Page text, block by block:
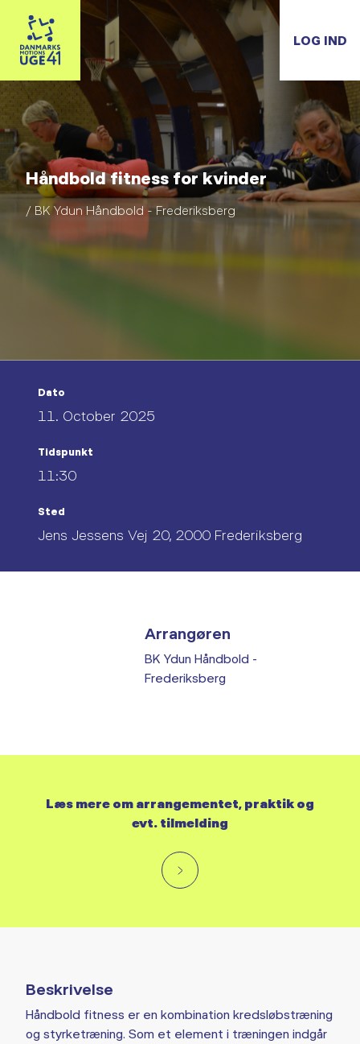
LOG IND
Håndbold fitness for kvinder
/ BK Ydun Håndbold - Frederiksberg
Dato
11. October 2025
Tidspunkt
11:30
Sted
Jens Jessens Vej 20, 2000 Frederiksberg
Beskrivelse
Håndbold fitness er en kombination kredsløbstræning
og styrketræning. Som et element i træningen indgår
Arrangøren
BK Ydun Håndbold -
Frederiksberg
Læs mere om arrangementet, praktik og
evt. tilmelding